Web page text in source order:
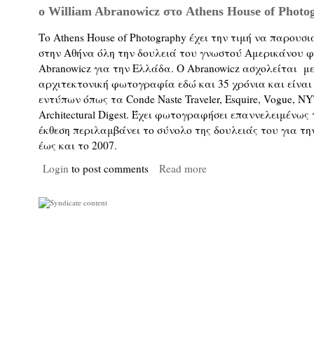
o William Abranowicz στο Athens House of
Το Athens House of Photography έχει την τιμή να
στην Αθήνα όλη την δουλειά του γνωστού Αμερικάνου
Abranowicz για την Ελλάδα. O Abranowicz ασχολείται
αρχιτεκτονική φωτογραφία εδώ και 35 χρόνια και
εντύπων όπως τα Conde Naste Traveler, Esquire, Vogue,
Architectural Digest. Έχει φωτογραφήσει
έκθεση περιλαμβάνει το σύνολο της δουλειάς του για
έως και το 2007.
Login to post comments Read more